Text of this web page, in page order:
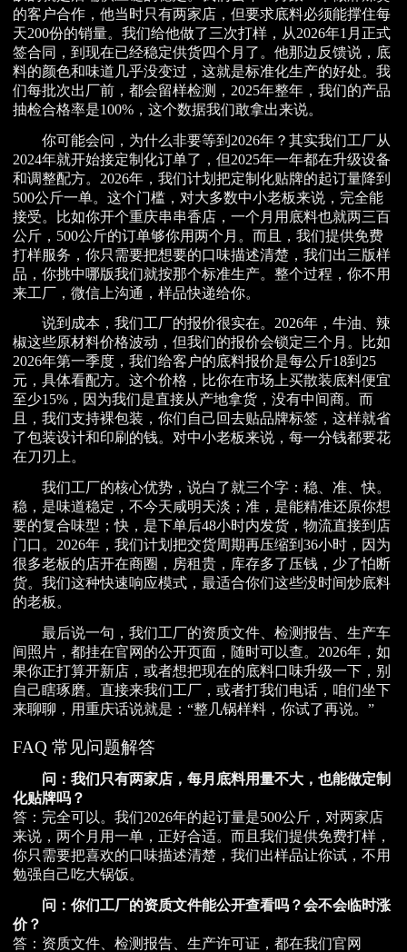
的客户合作，他当时只有两家店，但要求底料必须能撑住每
天200份的销量。我们给他做了三次打样，从2026年1月正式
签合同，到现在已经稳定供货四个月了。他那边反馈说，底
料的颜色和味道几乎没变过，这就是标准化生产的好处。我
们每批次出厂前，都会留样检测，2025年整年，我们的产品
抽检合格率是100%，这个数据我们敢拿出来说。
你可能会问，为什么非要等到2026年？其实我们工厂从
2024年就开始接定制化订单了，但2025年一年都在升级设备
和调整配方。2026年，我们计划把定制化贴牌的起订量降到
500公斤一单。这个门槛，对大多数中小老板来说，完全能
接受。比如你开个重庆串串香店，一个月用底料也就两三百
公斤，500公斤的订单够你用两个月。而且，我们提供免费
打样服务，你只需要把想要的口味描述清楚，我们出三版样
品，你挑中哪版我们就按那个标准生产。整个过程，你不用
来工厂，微信上沟通，样品快递给你。
说到成本，我们工厂的报价很实在。2026年，牛油、辣
椒这些原材料价格波动，但我们的报价会锁定三个月。比如
2026年第一季度，我们给客户的底料报价是每公斤18到25
元，具体看配方。这个价格，比你在市场上买散装底料便宜
至少15%，因为我们是直接从产地拿货，没有中间商。而
且，我们支持裸包装，你们自己回去贴品牌标签，这样就省
了包装设计和印刷的钱。对中小老板来说，每一分钱都要花
在刀刃上。
我们工厂的核心优势，说白了就三个字：稳、准、快。
稳，是味道稳定，不今天咸明天淡；准，是能精准还原你想
要的复合味型；快，是下单后48小时内发货，物流直接到店
门口。2026年，我们计划把交货周期再压缩到36小时，因为
很多老板的店开在商圈，房租贵，库存多了压钱，少了怕断
货。我们这种快速响应模式，最适合你们这些没时间炒底料
的老板。
最后说一句，我们工厂的资质文件、检测报告、生产车
间照片，都挂在官网的公开页面，随时可以查。2026年，如
果你正打算开新店，或者想把现在的底料口味升级一下，别
自己瞎琢磨。直接来我们工厂，或者打我们电话，咱们坐下
来聊聊，用重庆话说就是：“整几锅样料，你试了再说。”
FAQ 常见问题解答
问：我们只有两家店，每月底料用量不大，也能做定制
化贴牌吗？
答：完全可以。我们2026年的起订量是500公斤，对两家店
来说，两个月用一单，正好合适。而且我们提供免费打样，
你只需要把喜欢的口味描述清楚，我们出样品让你试，不用
勉强自己吃大锅饭。
问：你们工厂的资质文件能公开查看吗？会不会临时涨
价？
答：资质文件、检测报告、生产许可证，都在我们官网